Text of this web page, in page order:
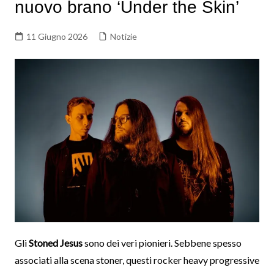
nuovo brano ‘Under the Skin’
11 Giugno 2026 Notizie
GliStoned Jesussono dei veri pionieri. Sebbene spesso
associati alla scena stoner, questi rocker heavy progressive